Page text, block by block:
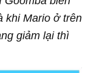
khi Mario ở trên
giảm lại thì